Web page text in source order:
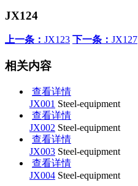
JX124
上一条： JX123 下一条： JX127
相关内容
查看详情
JX001 Steel-equipment
查看详情
JX002 Steel-equipment
查看详情
JX003 Steel-equipment
查看详情
JX004 Steel-equipment